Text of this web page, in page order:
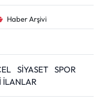
Haber Arşivi
SİYASET
SPOR
İLANLAR